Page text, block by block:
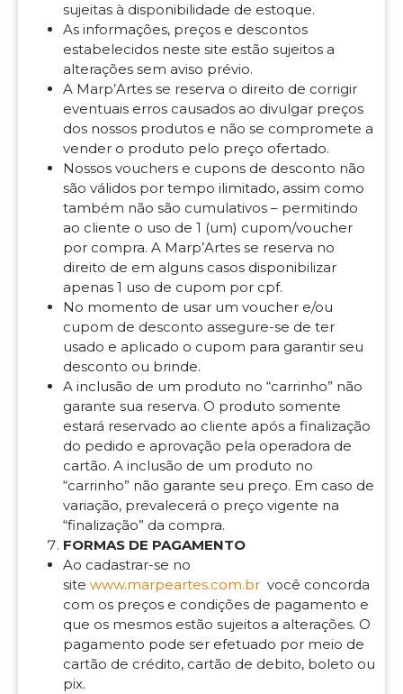
sujeitas à disponibilidade de estoque.
As informações, preços e descontos
estabelecidos neste site estão sujeitos a
alterações sem aviso prévio.
A Marp’Artes se reserva o direito de corrigir
eventuais erros causados ao divulgar preços
dos nossos produtos e não se compromete a
vender o produto pelo preço ofertado.
Nossos vouchers e cupons de desconto não
são válidos por tempo ilimitado, assim como
também não são cumulativos – permitindo
ao cliente o uso de 1 (um) cupom/voucher
por compra. A Marp’Artes se reserva no
direito de em alguns casos disponibilizar
apenas 1 uso de cupom por cpf.
No momento de usar um voucher e/ou
cupom de desconto assegure-se de ter
usado e aplicado o cupom para garantir seu
desconto ou brinde.
A inclusão de um produto no “carrinho” não
garante sua reserva. O produto somente
estará reservado ao cliente após a finalização
do pedido e aprovação pela operadora de
cartão. A inclusão de um produto no
“carrinho” não garante seu preço. Em caso de
variação, prevalecerá o preço vigente na
“finalização” da compra.
FORMAS DE PAGAMENTO
Ao cadastrar-se no
site www.marpeartes.com.br você concorda
com os preços e condições de pagamento e
que os mesmos estão sujeitos a alterações. O
pagamento pode ser efetuado por meio de
cartão de crédito, cartão de debito, boleto ou
pix.